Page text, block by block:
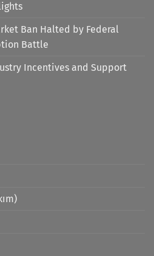
Ban Halted by Federal
Battle
Incentives and Support